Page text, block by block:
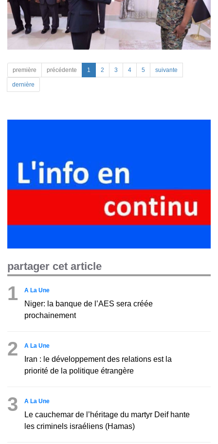
première précédente 1 2 3 4 5 suivante
dernière
partager cet article
1 A La Une
Niger: la banque de l’AES sera créée
prochainement
2 A La Une
Iran : le développement des relations est la
priorité de la politique étrangère
3 A La Une
Le cauchemar de l’héritage du martyr Deif hante
les criminels israéliens (Hamas)